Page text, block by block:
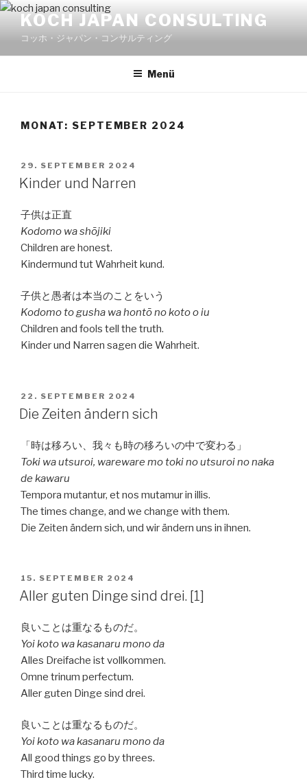
Zum
Inhalt
springen
KOCH JAPAN CONSULTING
コッホ・ジャパン・コンサルティング
Menü
MONAT: SEPTEMBER 2024
VERÖFFENTLICHT
AM
29. SEPTEMBER 2024
Kinder und Narren
子供は正直
Kodomo wa shōjiki
Children are honest.
Kindermund tut Wahrheit kund.
子供と愚者は本当のことをいう
Kodomo to gusha wa hontō no koto o iu
Children and fools tell the truth.
Kinder und Narren sagen die Wahrheit.
VERÖFFENTLICHT
AM
22. SEPTEMBER 2024
Die Zeiten ändern sich
「時は移ろい、我々も時の移ろいの中で変わる」
Toki wa utsuroi, wareware mo toki no utsuroi no naka
de kawaru
Tempora mutantur, et nos mutamur in illis.
The times change, and we change with them.
Die Zeiten ändern sich, und wir ändern uns in ihnen.
VERÖFFENTLICHT
AM
15. SEPTEMBER 2024
Aller guten Dinge sind drei. [1]
良いことは重なるものだ。
Yoi koto wa kasanaru mono da
Alles Dreifache ist vollkommen.
Omne trinum perfectum.
Aller guten Dinge sind drei.
良いことは重なるものだ。
Yoi koto wa kasanaru mono da
All good things go by threes.
Third time lucky.